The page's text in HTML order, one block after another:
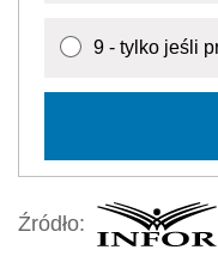
9 - tylko jeśli
Źródło: